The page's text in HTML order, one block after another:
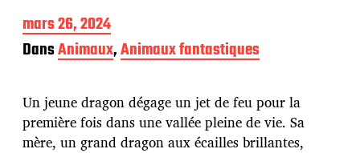
D
a
t
e
p
u
mars 26, 2024
DansAnimaux,Animaux fantastiques
Un jeune dragon dégage un jet de feu pour la
première fois dans une vallée pleine de vie. Sa
mère, un grand dragon aux écailles brillantes,